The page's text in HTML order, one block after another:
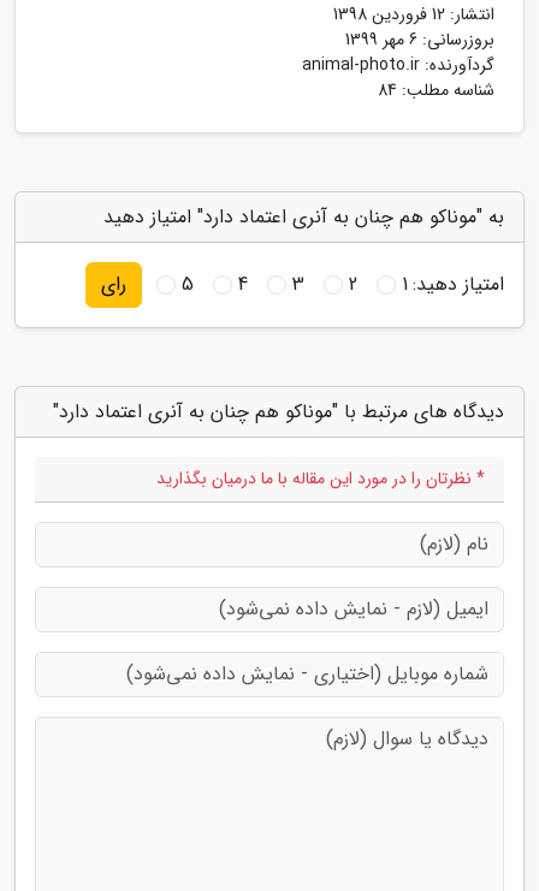
انتشار: 12 فروردین 1398
بروزرسانی: 6 مهر 1399
گردآورنده: animal-photo.ir
شناسه مطلب: 84
به "موناکو هم چنان به آنری اعتماد دارد" امتیاز دهید
امتیاز دهید:1
2
3
4
5 رای
دیدگاه های مرتبط با "موناکو هم چنان به آنری اعتماد دارد"
* نظرتان را در مورد این مقاله با ما درمیان بگذارید